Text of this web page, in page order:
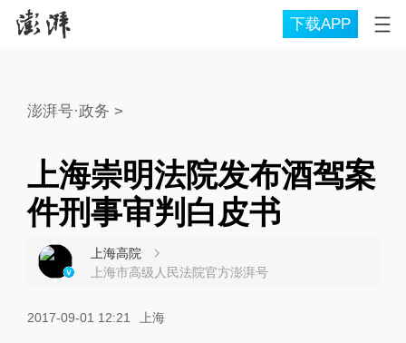
下载APP
澎湃号·政务 >
上海崇明法院发布酒驾案
件刑事审判白皮书
上海高院
上海市高级人民法院官方澎湃号
2017-09-01 12:21 上海